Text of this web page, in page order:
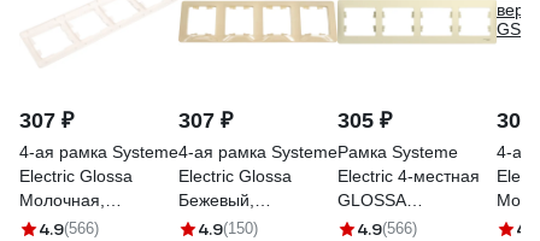
307 ₽
4-ая рамка Systeme
Electric Glossa
Молочная,
горизонтальная
4.9(566)
307 ₽
4-ая рамка Systeme
Electric Glossa
Бежевый,
вертикальная SE
4.9(150)
305 ₽
Рамка Systeme
Electric 4-местная
GLOSSA
горизонтальная,
4.9(566)
307
4-ая
4.9